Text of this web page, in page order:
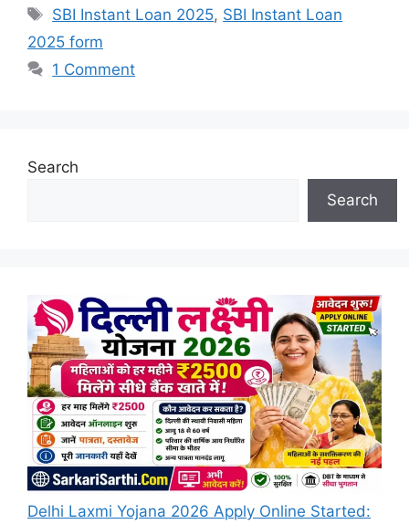
Tags
SBI Instant Loan 2025, SBI Instant Loan
2025 form
1 Comment
Search
Search
Delhi Laxmi Yojana 2026 Apply Online Started: